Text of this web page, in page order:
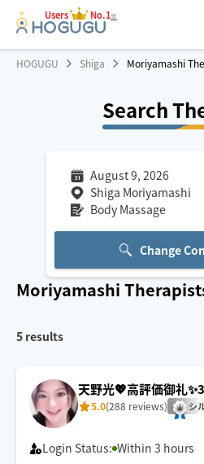
Users No.1※
HOGUGU Shiga Moriyamashi
Search
August 9, 2026
Shiga Moriyamashi
Body Massage
Change
Moriyamashi
5 results
天野光💖高評価御礼
京都駅付近💕
5.0(288 reviews) シ
Login Status: Within 3 hours